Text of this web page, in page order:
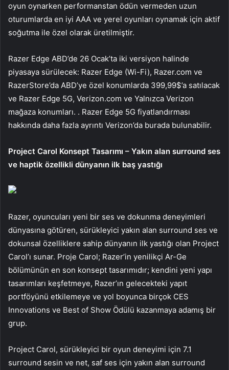
oyun oynarken performanstan ödün vermeden uzun
oturumlarda en iyi AAA ve yerel oyunları oynamak için aktif
soğutma ile özel olarak üretilmiştir.
Razer Edge ABD’de 26 Ocak’ta iki versiyon halinde
piyasaya sürülecek: Razer Edge (Wi-Fi), Razer.com ve
RazerStore’da ABD’ye özel konumlarda 399,99$’a satılacak
ve Razer Edge 5G, Verizon.com ve Yalnızca Verizon
mağaza konumları. . Razer Edge 5G fiyatlandırması
hakkında daha fazla ayrıntı Verizon’da burada bulunabilir.
Project Carol Konsept Tasarımı – Yakın alan surround ses
ve haptik özellikli dünyanın ilk baş yastığı
Razer, oyuncuları yeni bir ses ve dokunma deneyimleri
dünyasına götüren, sürükleyici yakın alan surround ses ve
dokunsal özelliklere sahip dünyanın ilk yastığı olan Project
Carol’ı sunar. Proje Carol; Razer’in yenilikçi Ar-Ge
bölümünün en son konsept tasarımıdır; kendini yeni yapı
tasarımları keşfetmeye, Razer’ın gelecekteki yapıt
portföyünü etkilemeye ve yol boyunca birçok CES
Innovations ve Best of Show Ödülü kazanmaya adamış bir
grup.
Project Carol, sürükleyici bir oyun deneyimi için 7.1
surround sesin ve net, saf ses için yakın alan surround